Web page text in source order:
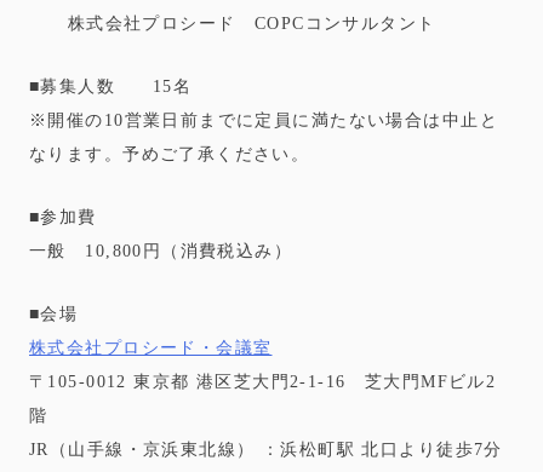
株式会社プロシード COPCコンサルタント
■募集人数 15名
※開催の10営業日前までに定員に満たない場合は中止と
なります。予めご了承ください。
■参加費
一般 10,800円（消費税込み）
■会場
株式会社プロシード・会議室
〒105-0012 東京都 港区芝大門2-1-16 芝大門MFビル2
階
JR（山手線・京浜東北線） ：浜松町駅 北口より徒歩7分